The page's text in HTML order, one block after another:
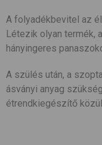
A folyadékbevitel az
Létezik olyan termék,
hányingeres
A szülés után, a
ásványi anyag
étrendkiegészítő